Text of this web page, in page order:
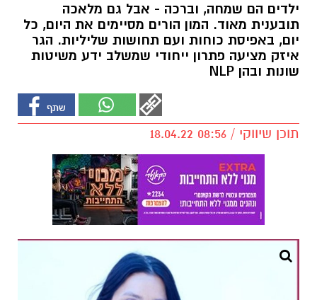
ילדים הם שמחה, וברכה - אבל גם מלאכה
תובענית מאוד. המון הורים מסיימים את היום, כל
יום, באפיסת כוחות ועם תחושות שליליות. הגר
איזק מציעה פתרון ייחודי שמשלב ידע משיטות
שונות ובהן NLP
תוכן שיווקי / 08:56 18.04.22